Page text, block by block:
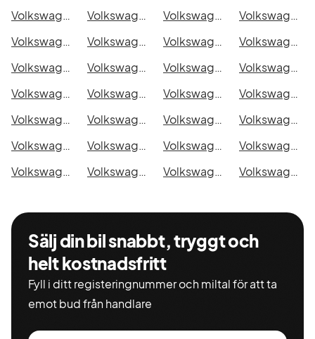
Volkswagen ID.3 Pro Edition i Eskilstuna
Volkswagen ID.3 Pro Edition i Kalmar Volkswagen ID.3 Pro Edition i Karlskrona
Volkswagen ID.3 Pro Edition i Karlstad
Volkswagen ID.3 Pro Edition i Kristianstad
Volkswagen ID.3 Pro Edition i Sundsvall Volkswagen ID.3 Pro Edition i Umeå
Volkswagen ID.3 Pro Edition i Varberg
Volkswagen ID.3 Pro Edition i Borås
Volkswagen ID.3 Pro Edition i Falkenberg Volkswagen ID.3 Pro Edition i Gävle
Volkswagen ID.3 Pro Edition i Luleå
Volkswagen ID.3 Pro Edition i Lund
Volkswagen ID.3 Pro Edition i Mönsterås Volkswagen ID.3 Pro Edition i Uddevalla
Volkswagen ID.3 Pro Edition i Västervik
Volkswagen ID.3 Pro Edition i Ystad
Volkswagen ID.3 Pro Edition i Östersund Volkswagen ID.3 Pro Edition i Borlänge
Volkswagen ID.3 Pro Edition i Kiruna
Volkswagen ID.3 Pro Edition i Nyköping
Volkswagen ID.3 Pro Edition i Oskarshamn Volkswagen ID.3 Pro Edition i Sigtuna
Volkswagen ID.3 Pro Edition i Skellefteå
Volkswagen ID.3 Pro Edition i Skövde
Volkswagen ID.3 Pro Edition i Trollhättan Volkswagen ID.3 Pro Edition i Alingsås Volkswagen ID.3 Pro Edition i Båstad
Sälj din bil snabbt, tryggt och
helt kostnadsfritt
Fyll i ditt registeringnummer och miltal för att ta
emot bud från handlare